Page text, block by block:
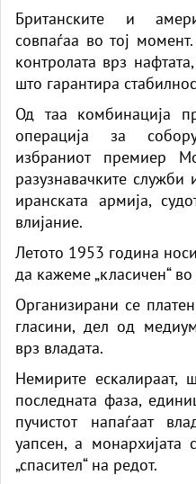
Британските и
совпаѓаа во тој
контролата врз
што гарантира
Од таа комбинација
операција за
избраниот премиер
разузнавачките
иранската армија,
влијание.
Летото 1953 година
да кажеме „класичен“
Организирани се
гласини, дел од
врз владата.
Немирите ескалираат,
последната фаза,
пучистот напаѓаат
уапсен, а монархијата
„спасител“ на редот.